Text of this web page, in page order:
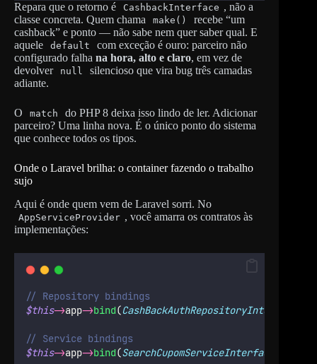
Repara que o retorno é CashbackInterface , não a
classe concreta. Quem chama
make()
recebe “um
cashback” e ponto — não sabe nem quer saber qual. E
aquele
default
com exceção é ouro: parceiro não
configurado falha na hora, alto e claro, em vez de
devolver
null
silencioso que vira bug três camadas
adiante.
O match
do PHP 8 deixa isso lindo de ler. Adicionar
parceiro? Uma linha nova. É o único ponto do sistema
que conhece todos os tipos.
Onde o Laravel brilha: o container fazendo o trabalho
sujo
Aqui é onde quem vem de Laravel sorri. No
AppServiceProvider , você amarra os contratos às
implementações:
// Repository bindings
$this->app->bind(CashBackAuthRepositoryInterface
// Service bindings
$this->app->bind(SearchCupomServiceInterface